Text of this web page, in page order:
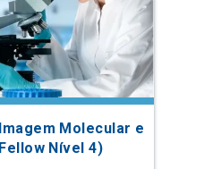
Molecular e
Nível 4)